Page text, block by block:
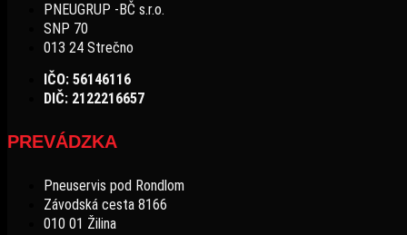
PNEUGRUP -BČ s.r.o.
SNP 70
013 24 Strečno
IČO: 56146116
DIČ: 2122216657
PREVÁDZKA
Pneuservis pod Rondlom
Závodská cesta 8166
010 01 Žilina